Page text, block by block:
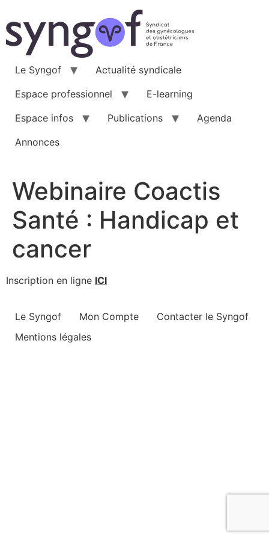
au
contenu
Le Syngof
Actualité syndicale
Espace professionnel
E-learning
Espace infos
Publications
Agenda
Annonces
Webinaire Coactis
Santé : Handicap et
cancer
Inscription en ligne ICI
Le Syngof Mon Compte
Contacter le Syngof
Mentions légales